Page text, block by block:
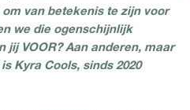
van betekenis te zijn voor
we die ogenschijnlijk
jij VOOR? Aan anderen, maar
Kyra Cools, sinds 2020